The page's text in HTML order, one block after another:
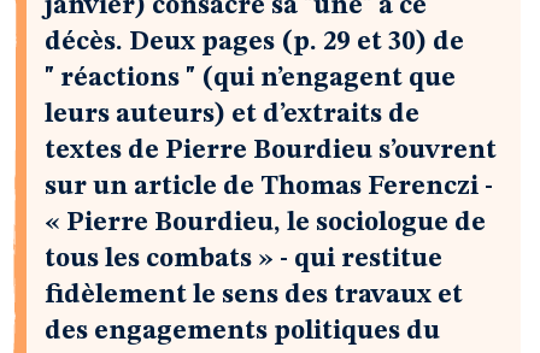
janvier) consacre sa "une" à ce
décès. Deux pages (p. 29 et 30) de
" réactions " (qui n’engagent que
leurs auteurs) et d’extraits de
textes de Pierre Bourdieu s’ouvrent
sur un article de Thomas Ferenczi -
« Pierre Bourdieu, le sociologue de
tous les combats » - qui restitue
fidèlement le sens des travaux et
des engagements politiques du